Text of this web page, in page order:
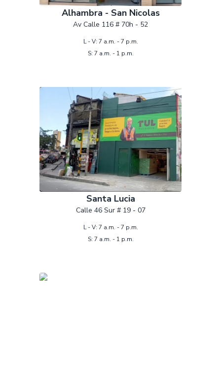
Alhambra - San Nicolas
Av Calle 116 # 70h - 52
L - V: 7 a.m. - 7 p.m.
S: 7 a.m. - 1 p.m.
Santa Lucia
Calle 46 Sur # 19 - 07
L - V: 7 a.m. - 7 p.m.
S: 7 a.m. - 1 p.m.